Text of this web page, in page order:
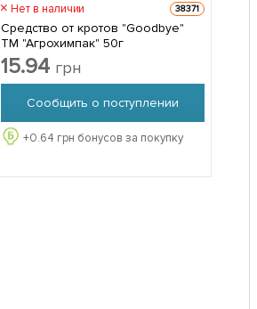
Нет в наличии 38371
Средство от кротов "Goodbye"
ТМ "Агрохимпак" 50г
15.94 грн
Сообщить о поступлении
+0.64 грн бонусов за покупку